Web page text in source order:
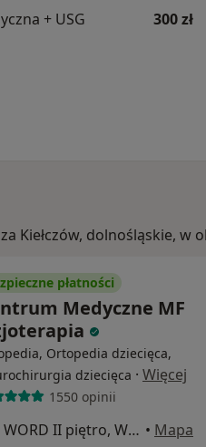
+ USG
300 zł
Kiełczów, dolnośląskie,
płatności
Medyczne MF
Ortopedia dziecięca,
dziecięca · Więcej
1550 opinii
Łagiewnicka 12 bud. WORD II piętro, Wrocław • Mapa